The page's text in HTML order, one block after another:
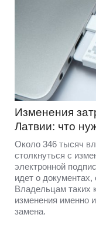
Изменения
Латвии: что
Около 346 тысяч
столкнуться с
электронной
идет о
Владельцам таких
изменения именно
замена.